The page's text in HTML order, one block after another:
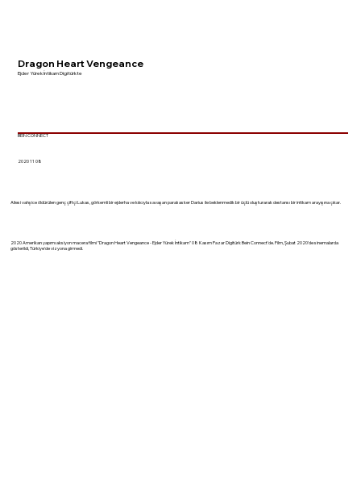
Dragon Heart Vengeance
Ejder Yürek İntikam Digitürkte
BEIN CONNECT
2020 11 08
Ailesi vahşice öldürülen genç çiftçi Lukas, görkemli bir ejderha ve kılıcıyla savaşan paralı asker Darius ile beklenmedik bir üçlü oluşturarak destansı bir intikam arayışına çıkar.
2020 Amerikan yapımı aksiyon macera filmi "Dragon Heart Vengeance - Ejder Yürek İntikam" 08 Kasım Pazar Digitürk Bein Connect'de. Film, Şubat 2020'de sinemalarda
gösterildi, Türkiye'de vizyona girmedi.